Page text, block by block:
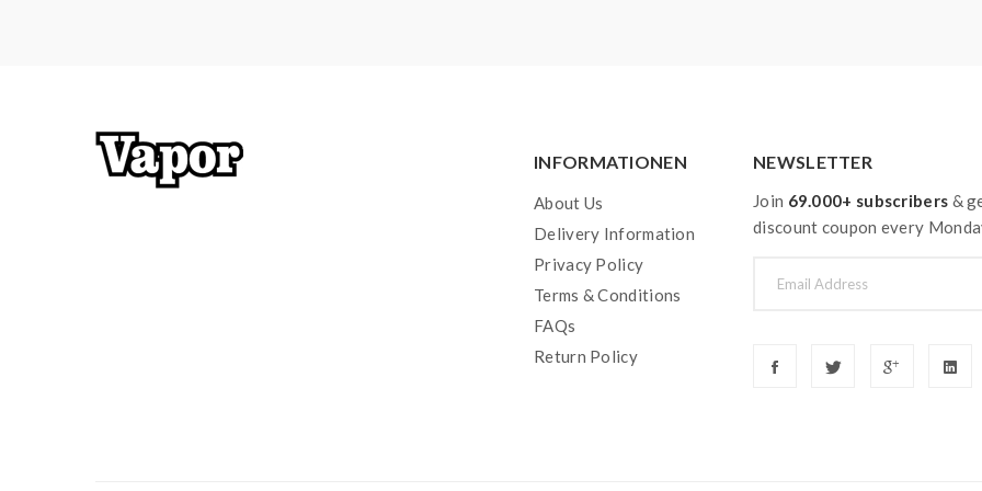
INFORMATIONEN
About Us
Delivery Information
Privacy Policy
Terms & Conditions
FAQs
Return Policy
NEWSLETTER
Join 69.000+ subscribers &
discount coupon every